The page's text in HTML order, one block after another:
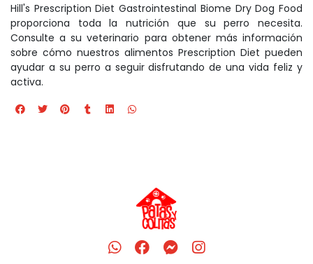
Hill's Prescription Diet Gastrointestinal Biome Dry Dog Food
proporciona toda la nutrición que su perro necesita.
Consulte a su veterinario para obtener más información
sobre cómo nuestros alimentos Prescription Diet pueden
ayudar a su perro a seguir disfrutando de una vida feliz y
activa.